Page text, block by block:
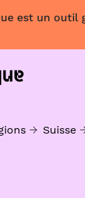
est un outil
Suisse